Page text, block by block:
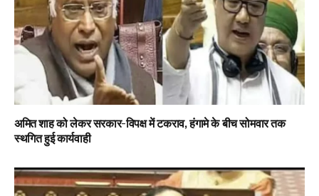
अमित शाह को लेकर सरकार-विपक्ष में टकराव, हंगामे के बीच सोमवार तक
स्थगित हुई कार्यवाही